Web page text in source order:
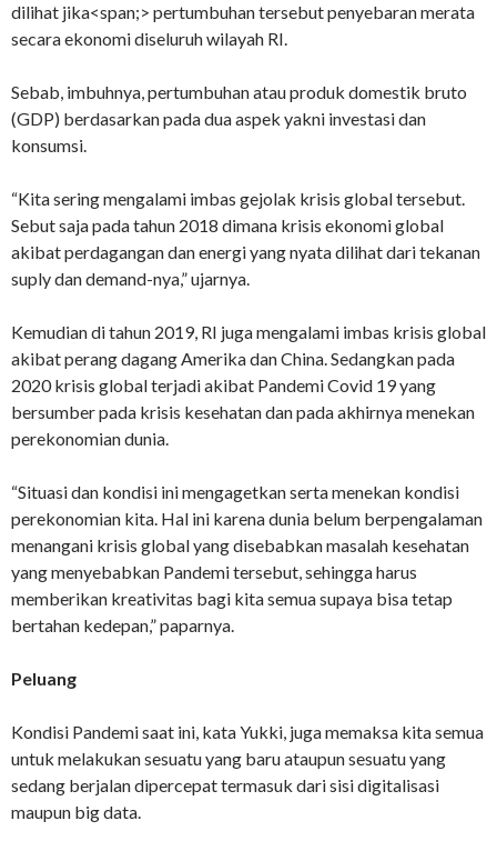
dilihat jika<span;> pertumbuhan tersebut penyebaran merata
secara ekonomi diseluruh wilayah RI.
Sebab, imbuhnya, pertumbuhan atau produk domestik bruto
(GDP) berdasarkan pada dua aspek yakni investasi dan
konsumsi.
“Kita sering mengalami imbas gejolak krisis global tersebut.
Sebut saja pada tahun 2018 dimana krisis ekonomi global
akibat perdagangan dan energi yang nyata dilihat dari tekanan
suply dan demand-nya,” ujarnya.
Kemudian di tahun 2019, RI juga mengalami imbas krisis global
akibat perang dagang Amerika dan China. Sedangkan pada
2020 krisis global terjadi akibat Pandemi Covid 19 yang
bersumber pada krisis kesehatan dan pada akhirnya menekan
perekonomian dunia.
“Situasi dan kondisi ini mengagetkan serta menekan kondisi
perekonomian kita. Hal ini karena dunia belum berpengalaman
menangani krisis global yang disebabkan masalah kesehatan
yang menyebabkan Pandemi tersebut, sehingga harus
memberikan kreativitas bagi kita semua supaya bisa tetap
bertahan kedepan,” paparnya.
Peluang
Kondisi Pandemi saat ini, kata Yukki, juga memaksa kita semua
untuk melakukan sesuatu yang baru ataupun sesuatu yang
sedang berjalan dipercepat termasuk dari sisi digitalisasi
maupun big data.